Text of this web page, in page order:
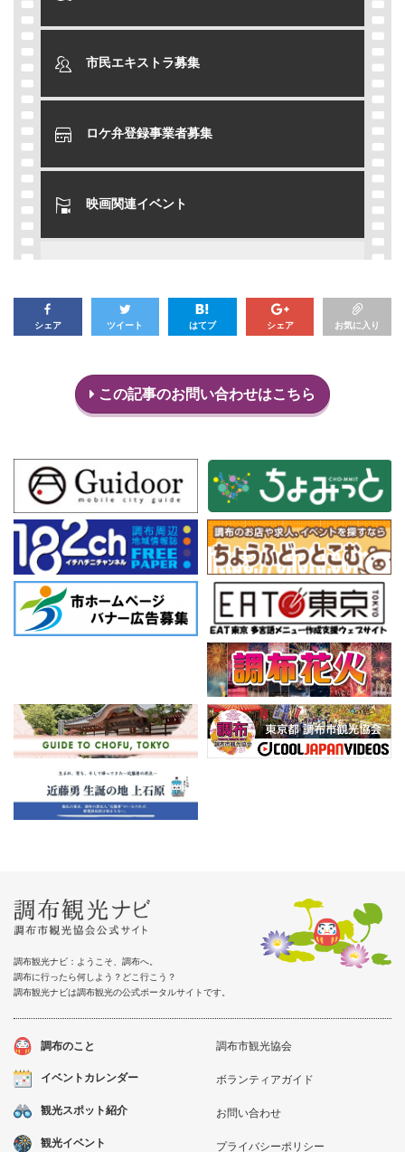
市民エキストラ募集
ロケ弁登録事業者募集
映画関連イベント
シェア ツイート はてブ シェア お気に入り
この記事のお問い合わせはこちら
調布観光ナビ：ようこそ、調布へ。
調布に行ったら何しよう？どこ行こう？
調布観光ナビは調布観光の公式ポータルサイトです。
調布のこと
イベントカレンダー
観光スポット紹介
観光イベント
調布市観光協会
ボランティアガイド
お問い合わせ
プライバシーポリシー